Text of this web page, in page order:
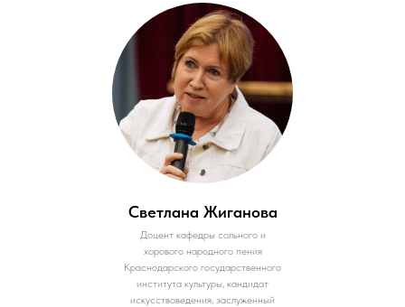
Светлана Жиганова
Доцент кафедры сольного и
хорового народного пения
Краснодарского государственного
института культуры, кандидат
искусствоведения, заслуженный